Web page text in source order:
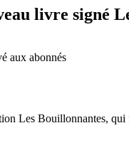
livre signé
aux abonnés
Les Bouillonnantes,